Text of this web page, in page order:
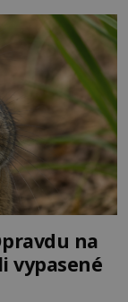
ukazuje, že
na
vypasené